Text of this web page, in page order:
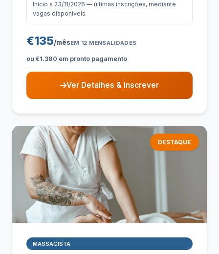
Início a 23/11/2026 — últimas inscrições, mediante
vagas disponíveis
€135/mêsEM 12 MENSALIDADES
ou €1.380 em pronto pagamento
Ver Detalhes & Inscrever
DESTAQUE
MASSAGISTA